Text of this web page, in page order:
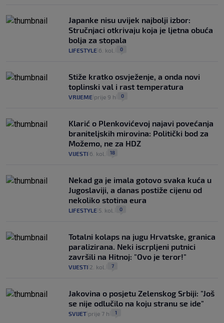
Japanke nisu uvijek najbolji izbor:
Stručnjaci otkrivaju koja je ljetna obuća
bolja za stopala
LIFESTYLE 6. kol. 0
Stiže kratko osvježenje, a onda novi
toplinski val i rast temperatura
VRIJEME prije 9 h 0
Klarić o Plenkovićevoj najavi povećanja
braniteljskih mirovina: Politički bod za
Možemo, ne za HDZ
VIJESTI 6. kol. 18
Nekad ga je imala gotovo svaka kuća u
Jugoslaviji, a danas postiže cijenu od
nekoliko stotina eura
LIFESTYLE 5. kol. 0
Totalni kolaps na jugu Hrvatske, granica
paralizirana. Neki iscrpljeni putnici
završili na Hitnoj: "Ovo je teror!"
VIJESTI 2. kol. 7
Jakovina o posjetu Zelenskog Srbiji: "Još
se nije odlučilo na koju stranu se ide"
SVIJET prije 7 h 1